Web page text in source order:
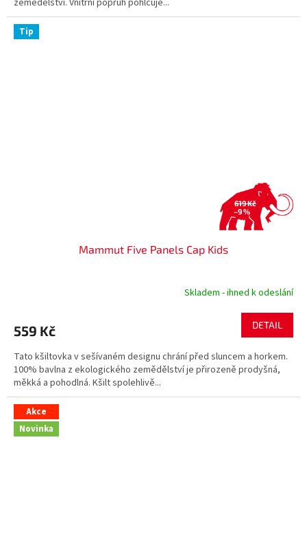
zemědělství. Vnitřní popruh pohlcuje...
Tip
619 Kč
–9 %
Mammut Five Panels Cap Kids
Skladem - ihned k odeslání
559 Kč DETAIL
Tato kšiltovka v sešívaném designu chrání před sluncem a horkem.
100% bavlna z ekologického zemědělství je přirozeně prodyšná,
měkká a pohodlná. Kšilt spolehlivě...
Akce
Novinka